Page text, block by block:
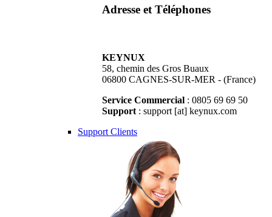
Adresse et Téléphones
KEYNUX
58, chemin des Gros Buaux
06800 CAGNES-SUR-MER - (France)
Service Commercial : 0805 69 69 50
Support : support [at] keynux.com
Support Clients